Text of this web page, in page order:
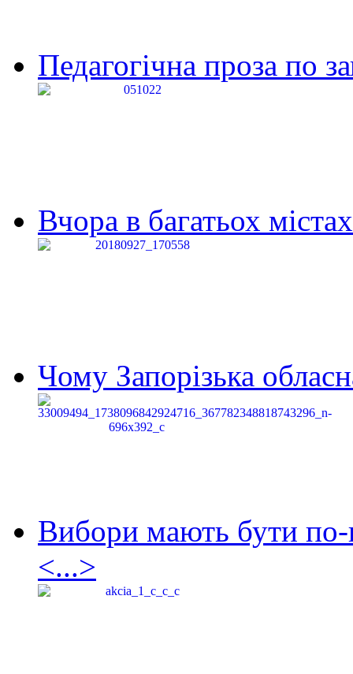
Педагогічна проза по
Вчора в багатьох
Чому Запорізька
Вибори мають бути по-
<...>